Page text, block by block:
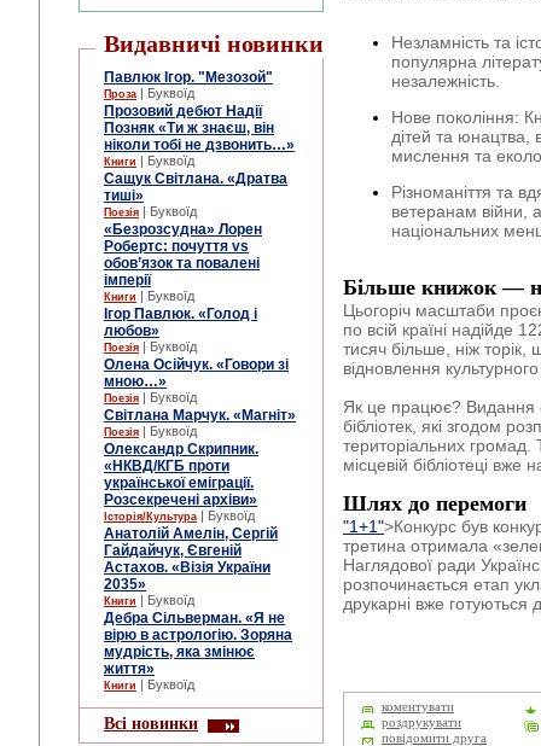
Видавничі новинки
Павлюк Ігор. "Мезозой"
Проза | Буквоїд
Прозовий дебют Надії
Позняк «Ти ж знаєш, він
ніколи тобі не дзвонить…»
Книги | Буквоїд
Сащук Світлана. «Дратва
тиші»
Поезія | Буквоїд
«Безрозсудна» Лорен
Робертс: почуття vs
обов’язок та повалені
імперії
Книги | Буквоїд
Ігор Павлюк. «Голод і
любов»
Поезія | Буквоїд
Олена Осійчук. «Говори зі
мною…»
Поезія | Буквоїд
Світлана Марчук. «Магніт»
Поезія | Буквоїд
Олександр Скрипник.
«НКВД/КГБ проти
української еміграції.
Розсекречені архіви»
Історія/Культура | Буквоїд
Анатолій Амелін, Сергій
Гайдайчук, Євгеній
Астахов. «Візія України
2035»
Книги | Буквоїд
Дебра Сільверман. «Я не
вірю в астрологію. Зоряна
мудрість, яка змінює
життя»
Книги | Буквоїд
Всі новинки
Незламність та
популярна
незалежність.
Нове покоління:
дітей та юнацтва,
мислення та
Різноманіття та
ветеранам війни,
національних
Більше книжок —
Цьогоріч масштаби
по всій країні надійде
тисяч більше, ніж
відновлення
Як це працює? Видання
бібліотек, які згодом
територіальних
місцевій бібліотеці
Шлях до перемоги
"1+1">Конкурс був
третина отримала
Наглядової ради
розпочинається етап
друкарні вже готуються
коментувати
роздрукувати
повідомити друга